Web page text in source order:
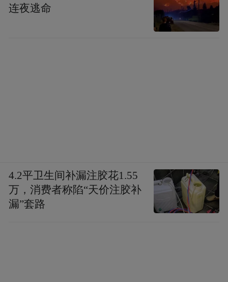
连夜逃命
4.2平卫生间补漏注胶花1.55
万，消费者称陷“天价注胶补
漏”套路